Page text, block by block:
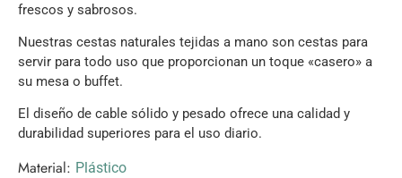
frescos y sabrosos.
Nuestras cestas naturales tejidas a mano son cestas para
servir para todo uso que proporcionan un toque «casero» a
su mesa o buffet.
El diseño de cable sólido y pesado ofrece una calidad y
durabilidad superiores para el uso diario.
Material: Plástico